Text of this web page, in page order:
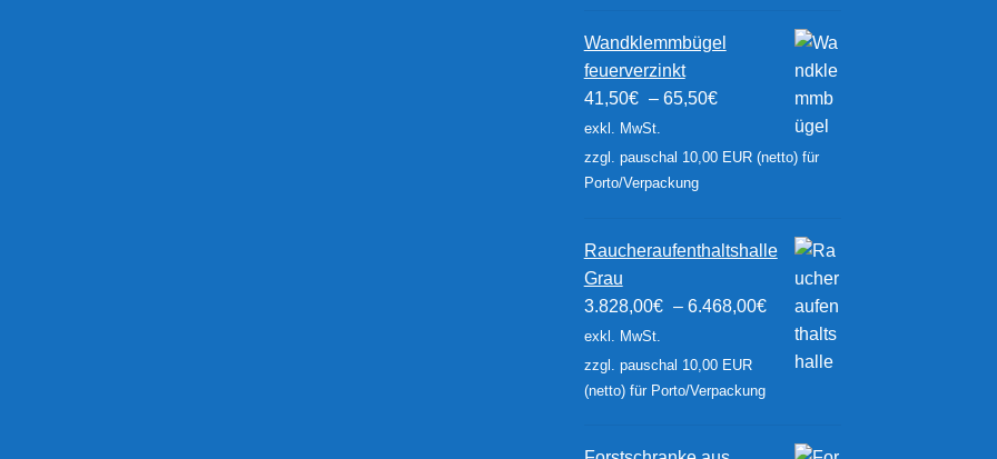
Wandklemmbügel
feuerverzinkt
41,50€ – 65,50€
exkl. MwSt.
zzgl. pauschal 10,00 EUR (netto) für
Porto/Verpackung
Raucheraufenthaltshalle
Grau
3.828,00€ – 6.468,00€
exkl. MwSt.
zzgl. pauschal 10,00 EUR
(netto) für Porto/Verpackung